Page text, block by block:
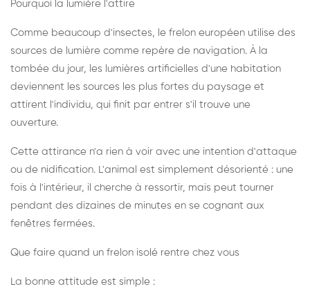
Pourquoi la lumière l'attire
Comme beaucoup d'insectes, le frelon européen utilise des
sources de lumière comme repère de navigation. À la
tombée du jour, les lumières artificielles d'une habitation
deviennent les sources les plus fortes du paysage et
attirent l'individu, qui finit par entrer s'il trouve une
ouverture.
Cette attirance n'a rien à voir avec une intention d'attaque
ou de nidification. L'animal est simplement désorienté : une
fois à l'intérieur, il cherche à ressortir, mais peut tourner
pendant des dizaines de minutes en se cognant aux
fenêtres fermées.
Que faire quand un frelon isolé rentre chez vous
La bonne attitude est simple :